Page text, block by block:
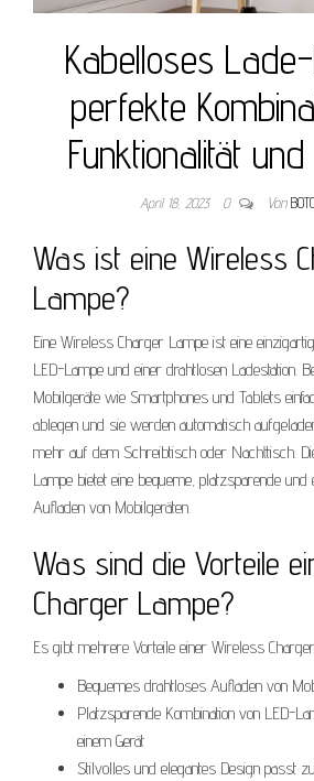
Kabelloses Lade-
perfekte
Funktionalität
April 18, 2023 0 Von
Was ist eine Wireless
Lampe?
Eine Wireless Charger Lampe ist eine
LED-Lampe und einer drahtlosen Ladestation.
Mobilgeräte wie Smartphones und Tablets
ablegen und sie werden automatisch
mehr auf dem Schreibtisch oder Nachttisch.
Lampe bietet eine bequeme, platzsparende
Aufladen von Mobilgeräten.
Was sind die Vorteile
Charger Lampe?
Es gibt mehrere Vorteile einer Wireless
Bequemes drahtloses Aufladen von
Platzsparende Kombination von LED-
einem Gerät
Stilvolles und elegantes Design passt